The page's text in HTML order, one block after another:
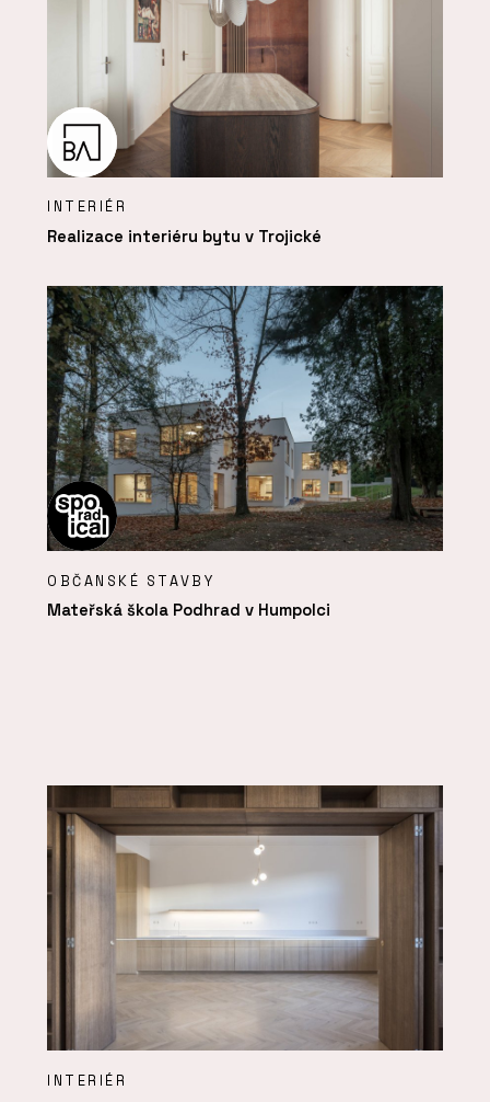
INTERIÉR
Realizace interiéru bytu v Trojické
OBČANSKÉ STAVBY
Mateřská škola Podhrad v Humpolci
INTERIÉR